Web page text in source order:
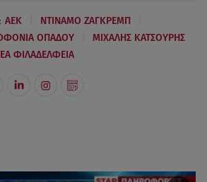
AEK ΝΤΙΝΑΜΟ ΖΑΓΚΡΕΜΠ
ΟΠΑΔΟΥ ΜΙΧΑΛΗΣ ΚΑΤΣΟΥΡΗΣ
ΦΙΛΑΔΕΛΦΕΙΑ